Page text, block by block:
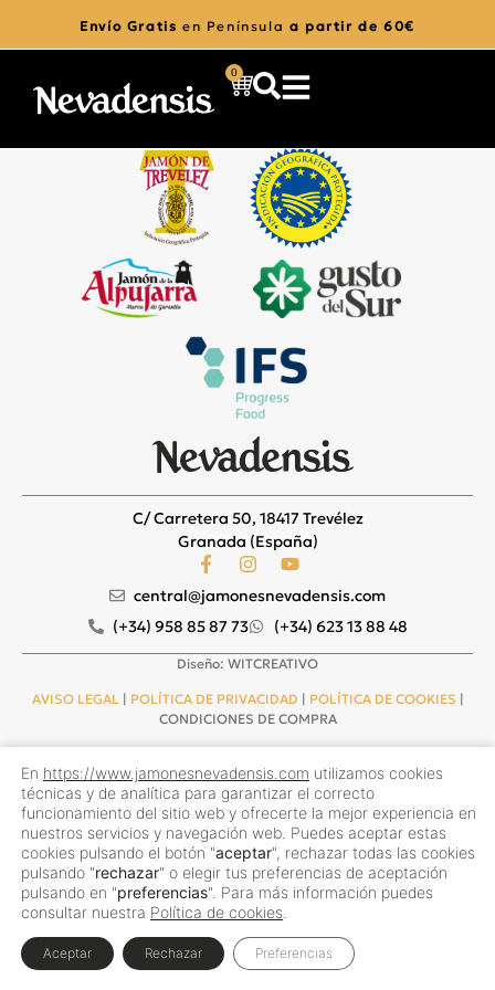
Envío Gratis en Península a partir de 60€
0
Certificados
Diseño: WITCREATIVO
AVISO LEGAL | POLÍTICA DE PRIVACIDAD | POLÍTICA DE COOKIES |
CONDICIONES DE COMPRA
C/ Carretera 50, 18417 Trevélez
Granada (España)
central@jamonesnevadensis.com
(+34) 958 85 87 73
(+34) 623 13 88 48
En https://www.jamonesnevadensis.com utilizamos cookies
técnicas y de analítica para garantizar el correcto
funcionamiento del sitio web y ofrecerte la mejor experiencia en
nuestros servicios y navegación web. Puedes aceptar estas
cookies pulsando el botón "aceptar", rechazar todas las cookies
pulsando "rechazar" o elegir tus preferencias de aceptación
pulsando en "preferencias". Para más información puedes
consultar nuestra Política de cookies
Aceptar Rechazar Preferencias